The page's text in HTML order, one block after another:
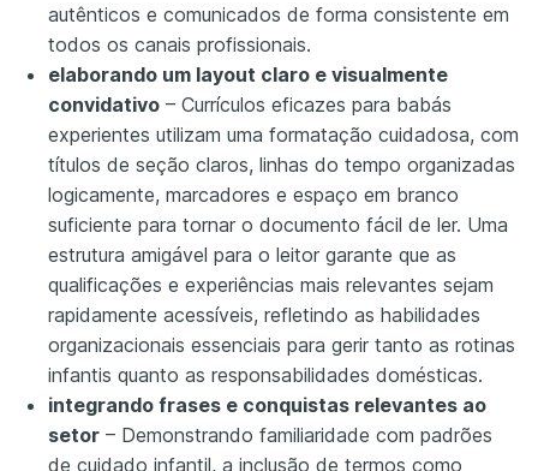
autênticos e comunicados de forma consistente em
todos os canais profissionais.
elaborando um layout claro e visualmente
convidativo – Currículos eficazes para babás
experientes utilizam uma formatação cuidadosa, com
títulos de seção claros, linhas do tempo organizadas
logicamente, marcadores e espaço em branco
suficiente para tornar o documento fácil de ler. Uma
estrutura amigável para o leitor garante que as
qualificações e experiências mais relevantes sejam
rapidamente acessíveis, refletindo as habilidades
organizacionais essenciais para gerir tanto as rotinas
infantis quanto as responsabilidades domésticas.
integrando frases e conquistas relevantes ao
setor – Demonstrando familiaridade com padrões
de cuidado infantil, a inclusão de termos como